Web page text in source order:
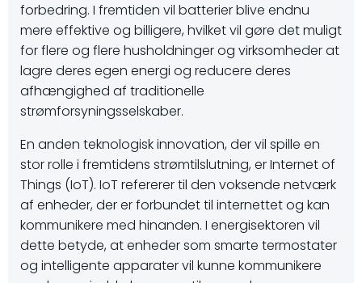
forbedring. I fremtiden vil batterier blive endnu
mere effektive og billigere, hvilket vil gøre det muligt
for flere og flere husholdninger og virksomheder at
lagre deres egen energi og reducere deres
afhængighed af traditionelle
strømforsyningsselskaber.
En anden teknologisk innovation, der vil spille en
stor rolle i fremtidens strømtilslutning, er Internet of
Things (IoT). IoT refererer til den voksende netværk
af enheder, der er forbundet til internettet og kan
kommunikere med hinanden. I energisektoren vil
dette betyde, at enheder som smarte termostater
og intelligente apparater vil kunne kommunikere